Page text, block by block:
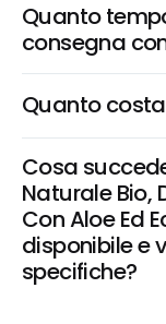
Quanto
consegna
Quanto
Cosa
Naturale Bio,
Con Aloe Ed
disponibile e
specifiche?